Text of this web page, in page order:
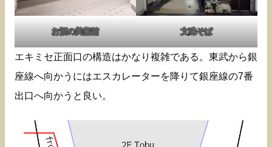
お酒の美術館 文殊そば
エキミセ正面口の構造はかなり複雑である。東武から銀
座線へ向かうにはエスカレーターを降りて銀座線の7番
出口へ向かうと良い。